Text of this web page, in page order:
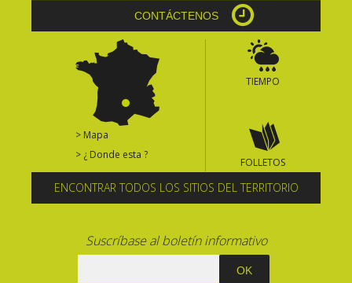
CONTÁCTENOS
> Mapa
> ¿ Donde esta ?
TIEMPO
FOLLETOS
ENCONTRAR TODOS LOS SITIOS DEL TERRITORIO
Suscríbase al boletín informativo